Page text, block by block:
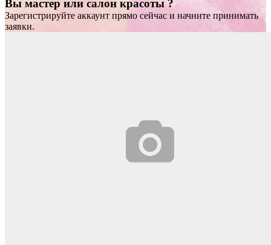
Вы мастер или салон красоты ?
Зарегистрируйте аккаунт прямо сейчас и начните принимать
заявки.